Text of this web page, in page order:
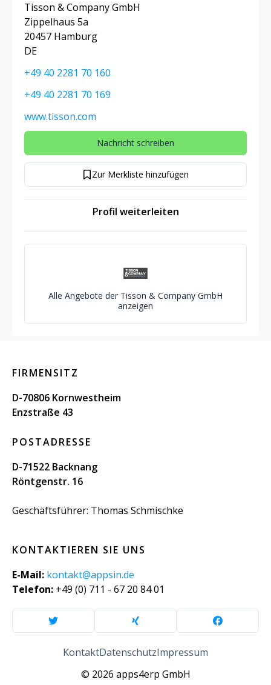
Tisson & Company GmbH
Zippelhaus 5a
20457 Hamburg
DE
+49 40 2281 70 160
+49 40 2281 70 169
www.tisson.com
Nachricht schreiben
Zur Merkliste hinzufügen
Profil weiterleiten
Alle Angebote der Tisson & Company GmbH
anzeigen
FIRMENSITZ
D-70806 Kornwestheim
Enzstraße 43
POSTADRESSE
D-71522 Backnang
Röntgenstr. 16
Geschäftsführer: Thomas Schmischke
KONTAKTIEREN SIE UNS
E-Mail: kontakt@appsin.de
Telefon: +49 (0) 711 - 67 20 84 01
KontaktDatenschutzImpressum
© 2026 apps4erp GmbH